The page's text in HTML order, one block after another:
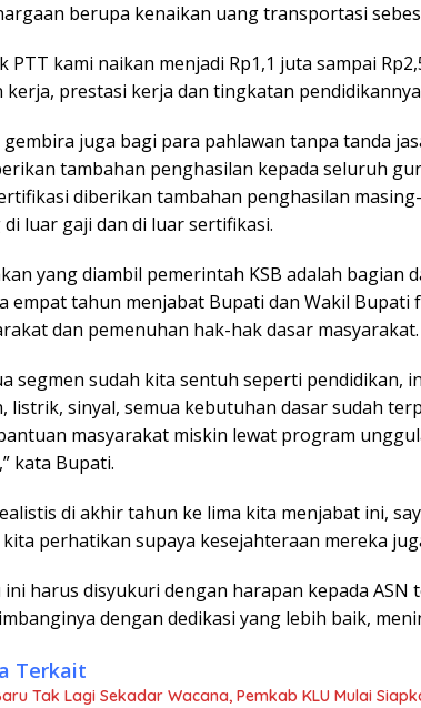
berupa kenaikan uang transportasi
PTT kami naikan menjadi Rp1,1 juta sampai
kerja, prestasi kerja dan tingkatan
gembira juga bagi para pahlawan tanpa tanda
tambahan penghasilan kepada seluruh
diberikan tambahan penghasilan
luar gaji dan di luar sertifikasi.
yang diambil pemerintah KSB adalah bagian
empat tahun menjabat Bupati dan Wakil Bupati
dan pemenuhan hak-hak dasar masyarakat.
segmen sudah kita sentuh seperti pendidikan,
listrik, sinyal, semua kebutuhan dasar sudah
masyarakat miskin lewat program
kata Bupati.
di akhir tahun ke lima kita menjabat ini,
perhatikan supaya kesejahteraan mereka
harus disyukuri dengan harapan kepada ASN
dengan dedikasi yang lebih baik,
Terkait
Tak Lagi Sekadar Wacana, Pemkab KLU Mulai